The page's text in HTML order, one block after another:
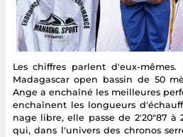
Les chiffres parlent d'eux-
Madagascar open bassin de 50
Ange a enchaîné les meilleures
enchaînent les longueurs
nage libre, elle passe de 2'20"87 à
qui, dans l'univers des chronos